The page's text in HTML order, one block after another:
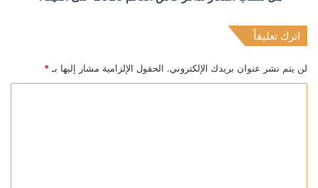
اترك تعليقاً
لن يتم نشر عنوان بريدك الإلكتروني. الحقول الإلزامية مشار إليها بـ *